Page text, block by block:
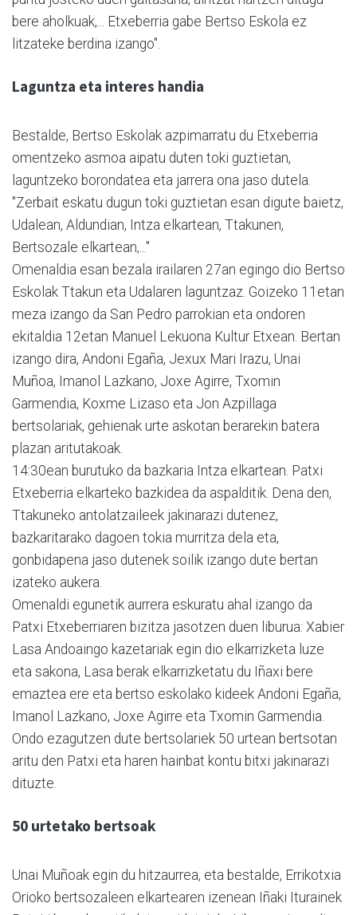
bere aholkuak,... Etxeberria gabe Bertso Eskola ez
litzateke berdina izango".
Laguntza eta interes handia
Bestalde, Bertso Eskolak azpimarratu du Etxeberria
omentzeko asmoa aipatu duten toki guztietan,
laguntzeko borondatea eta jarrera ona jaso dutela.
"Zerbait eskatu dugun toki guztietan esan digute baietz,
Udalean, Aldundian, Intza elkartean, Ttakunen,
Bertsozale elkartean,..."
Omenaldia esan bezala irailaren 27an egingo dio Bertso
Eskolak Ttakun eta Udalaren laguntzaz. Goizeko 11etan
meza izango da San Pedro parrokian eta ondoren
ekitaldia 12etan Manuel Lekuona Kultur Etxean. Bertan
izango dira, Andoni Egaña, Jexux Mari Irazu, Unai
Muñoa, Imanol Lazkano, Joxe Agirre, Txomin
Garmendia, Koxme Lizaso eta Jon Azpillaga
bertsolariak, gehienak urte askotan berarekin batera
plazan aritutakoak.
14:30ean burutuko da bazkaria Intza elkartean. Patxi
Etxeberria elkarteko bazkidea da aspalditik. Dena den,
Ttakuneko antolatzaileek jakinarazi dutenez,
bazkaritarako dagoen tokia murritza dela eta,
gonbidapena jaso dutenek soilik izango dute bertan
izateko aukera.
Omenaldi egunetik aurrera eskuratu ahal izango da
Patxi Etxeberriaren bizitza jasotzen duen liburua: Xabier
Lasa Andoaingo kazetariak egin dio elkarrizketa luze
eta sakona, Lasa berak elkarrizketatu du Iñaxi bere
emaztea ere eta bertso eskolako kideek Andoni Egaña,
Imanol Lazkano, Joxe Agirre eta Txomin Garmendia.
Ondo ezagutzen dute bertsolariek 50 urtean bertsotan
aritu den Patxi eta haren hainbat kontu bitxi jakinarazi
dituzte.
50 urtetako bertsoak
Unai Muñoak egin du hitzaurrea, eta bestalde, Errikotxia
Orioko bertsozaleen elkartearen izenean Iñaki Iturainek